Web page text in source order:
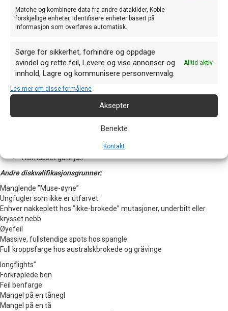
Matche og kombinere data fra andre datakilder, Koble
forskjellige enheter, Identifisere enheter basert på
informasjon som overføres automatisk.
Sørge for sikkerhet, forhindre og oppdage
svindel og rette feil, Levere og vise annonser og
innhold, Lagre og kommunisere personvernvalg.
Alltid aktiv
Les mer om disse formålene
Aksepter
Benekte
Kontakt
• konstant opp prustning av fjærdrakten • astmatisk hvesing
• øyeskader
Mangler i fjærdrakten
• Mangel på begge lange halefjær
• Mangel på mer enn to spots
• Mangel på mer enn to slagfjær
• Store huller i fjærdrakten eller bare flekker
Tilsmusset gattfjær
Andre diskvalifikasjonsgrunner:
Manglende ”Muse-øyne”
Ungfugler som ikke er utfarvet
Enhver nakkeplett hos ”ikke-brokede” mutasjoner, underbitt eller
krysset nebb
Øyefeil
Massive, fullstendige spots hos spangle
Full kroppsfarge hos australskbrokede og gråvinge
longflights”
Forkrøplede ben
Feil benfarge
Mangel på en tånegl
Mangel på en tå